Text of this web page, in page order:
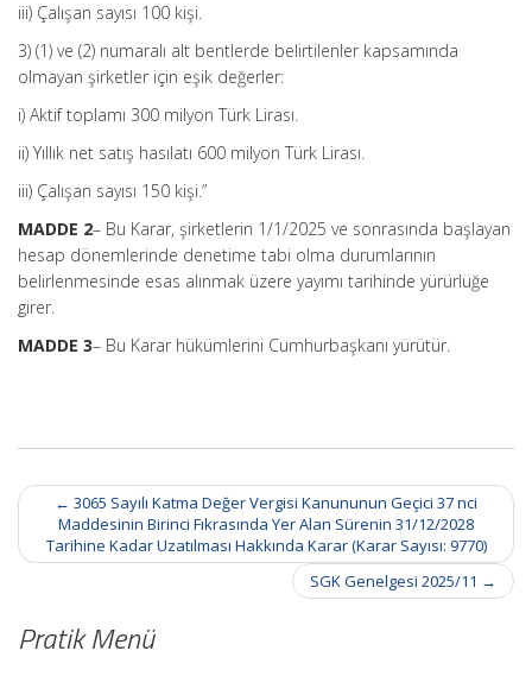
iii) Çalışan sayısı 100 kişi.
3) (1) ve (2) numaralı alt bentlerde belirtilenler kapsamında
olmayan şirketler için eşik değerler:
i) Aktif toplamı 300 milyon Türk Lirası.
ii) Yıllık net satış hasılatı 600 milyon Türk Lirası.
iii) Çalışan sayısı 150 kişi.”
MADDE 2– Bu Karar, şirketlerin 1/1/2025 ve sonrasında başlayan
hesap dönemlerinde denetime tabi olma durumlarının
belirlenmesinde esas alınmak üzere yayımı tarihinde yürürlüğe
girer.
MADDE 3– Bu Karar hükümlerini Cumhurbaşkanı yürütür.
Post
navigation
← 3065 Sayılı Katma Değer Vergisi Kanununun Geçici 37 nci
Maddesinin Birinci Fıkrasında Yer Alan Sürenin 31/12/2028
Tarihine Kadar Uzatılması Hakkında Karar (Karar Sayısı: 9770)
SGK Genelgesi 2025/11 →
Pratik Menü